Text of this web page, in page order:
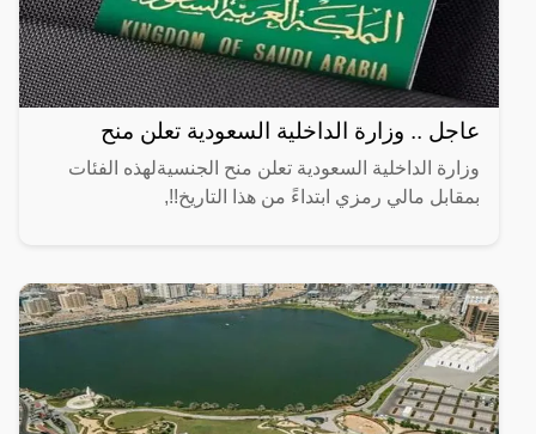
عاجل .. وزارة الداخلية السعودية تعلن منح
وزارة الداخلية السعودية تعلن منح الجنسيةلهذه الفئات
بمقابل مالي رمزي ابتداءً من هذا التاريخ!!,